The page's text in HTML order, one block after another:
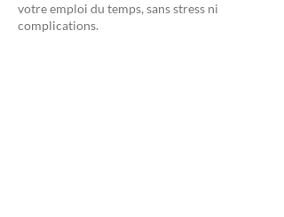
votre emploi du temps, sans stress ni
complications.